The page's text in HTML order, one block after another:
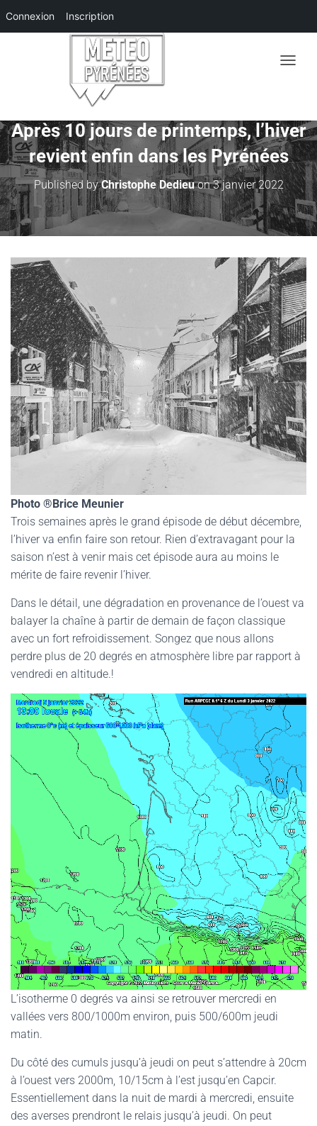
Connexion Inscription
I
R
/
F
E
R
M
E
R
A
N
A
V
I
G
A
T
I
O
N
Après 10 jours de printemps, l’hiver
revient enfin dans les Pyrénées
Published byChristophe Dedieuon3 janvier 2022
Photo ®Brice Meunier
Trois semaines après le grand épisode de début décembre,
l’hiver va enfin faire son retour. Rien d’extravagant pour la
saison n’est à venir mais cet épisode aura au moins le
mérite de faire revenir l’hiver.
Dans le détail, une dégradation en provenance de l’ouest va
balayer la chaîne à partir de demain de façon classique
avec un fort refroidissement. Songez que nous allons
perdre plus de 20 degrés en atmosphère libre par rapport à
vendredi en altitude.!
L’isotherme 0 degrés va ainsi se retrouver mercredi en
vallées vers 800/1000m environ, puis 500/600m jeudi
matin.
Du côté des cumuls jusqu’à jeudi on peut s’attendre à 20cm
à l’ouest vers 2000m, 10/15cm à l’est jusqu’en Capcir.
Essentiellement dans la nuit de mardi à mercredi, ensuite
des averses prendront le relais jusqu’à jeudi. On peut